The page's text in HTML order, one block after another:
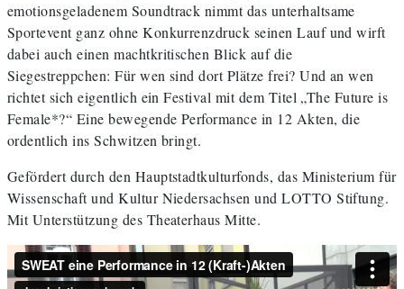
emotionsgeladenem Soundtrack nimmt das unterhaltsame
Sportevent ganz ohne Konkurrenzdruck seinen Lauf und wirft
dabei auch einen machtkritischen Blick auf die
Siegestreppchen: Für wen sind dort Plätze frei? Und an wen
richtet sich eigentlich ein Festival mit dem Titel „The Future is
Female*?“ Eine bewegende Performance in 12 Akten, die
ordentlich ins Schwitzen bringt.
Gefördert durch den Hauptstadtkulturfonds, das Ministerium für
Wissenschaft und Kultur Niedersachsen und LOTTO Stiftung.
Mit Unterstützung des Theaterhaus Mitte.